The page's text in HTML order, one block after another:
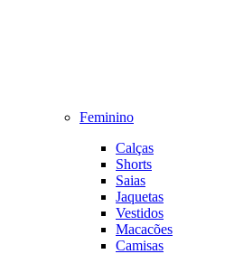
Feminino
Calças
Shorts
Saias
Jaquetas
Vestidos
Macacões
Camisas